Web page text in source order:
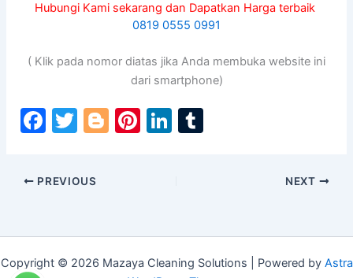
Hubungi Kami sekarang dan Dapatkan Harga terbaik
0819 0555 0991
( Klik pada nomor diatas jika Anda membuka website ini
dari smartphone)
F
c
o
o
T
itt
er
Bl Pi Li
n
PREVIOUS NEXT
Copyright © 2026 Mazaya Cleaning Solutions | Powered by Astra